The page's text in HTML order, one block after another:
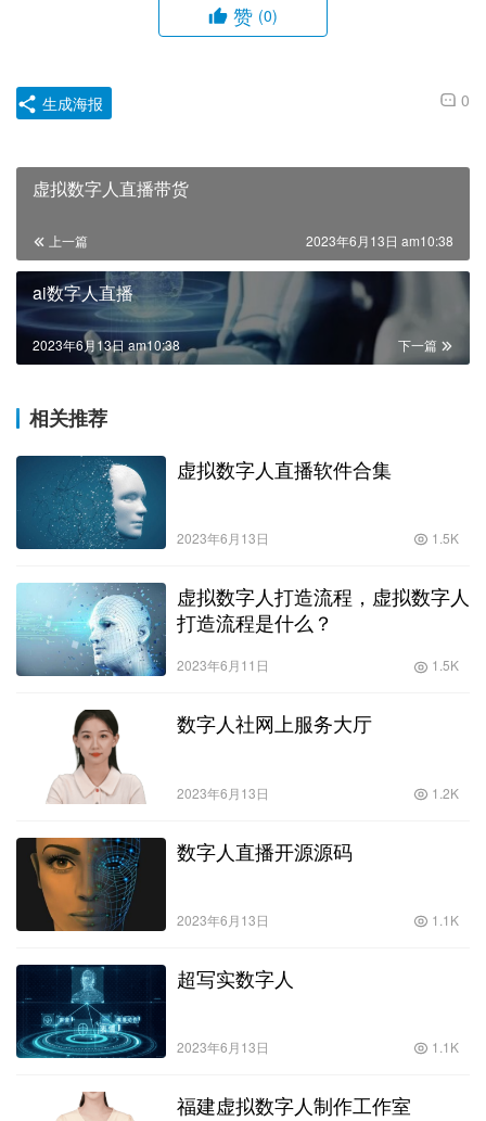
赞 (0)
0
生成海报
虚拟数字人直播带货
上一篇 2023年6月13日 am10:38
ai数字人直播
下一篇
2023年6月13日 am10:38
相关推荐
虚拟数字人直播软件合集
2023年6月13日 1.5K
虚拟数字人打造流程，虚拟数字人
打造流程是什么？
2023年6月11日 1.5K
数字人社网上服务大厅
2023年6月13日 1.2K
数字人直播开源源码
2023年6月13日 1.1K
超写实数字人
2023年6月13日 1.1K
福建虚拟数字人制作工作室